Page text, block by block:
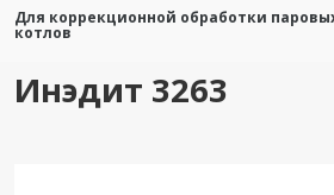
Для коррекционной обработки
котлов
Инэдит 3263